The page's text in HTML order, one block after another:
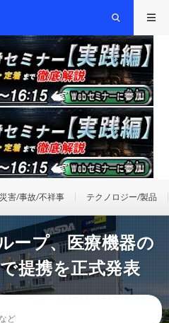
災害/事故/不祥事 テクノロジー/製品
ープ、医療機器の
提携を正式発表
ど